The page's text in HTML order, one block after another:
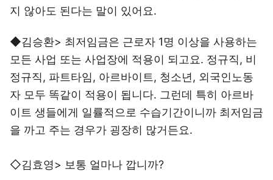
지 않아도 된다는 말이 있어요.
◆김승환> 최저임금은 근로자 1명 이상을 사용하는
모든 사업 또는 사업장에 적용이 되고요. 정규직, 비
정규직, 파트타임, 아르바이트, 청소년, 외국인노동
자 모두 똑같이 적용이 됩니다. 그런데 특히 아르바
이트 생들에게 일률적으로 수습기간이니까 최저임금
을 까고 주는 경우가 굉장히 많거든요.
◇김효영> 보통 얼마나 깝니까?